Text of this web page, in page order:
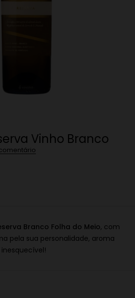
Vinho Branco
Branco Folha do Meio, com
pela sua personalidade, aroma